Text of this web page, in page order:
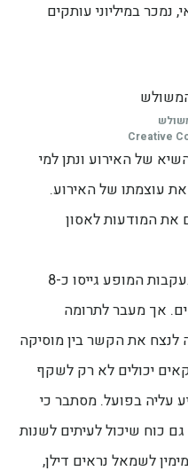
במיליוני עותקים
Creative
של האירוע ונתן למי
עוצמתו של האירוע.
את המודעות לאסון
האלבום והסרט התיעודי שיצאו בעקבות המופע גייסו כ-8
אך מעבר לתרומה
לנצח את הקשר בין מוסיקה
יכולים לא רק לשקף
עליה בפועל. מסתבר כי
כוח שיכול לעיתים לשנות
לשמאל נראים דילן,